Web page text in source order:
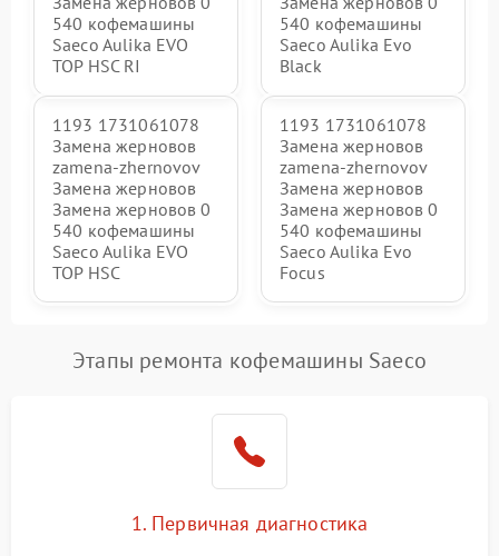
540 кофемашины
Saeco Aulika EVO
TOP HSC RI
540 кофемашины
Saeco Aulika Evo
Black
1193 1731061078
Замена жерновов
zamena-zhernovov
Замена жерновов
Замена жерновов 0
540 кофемашины
Saeco Aulika EVO
TOP HSC
1193 1731061078
Замена жерновов
zamena-zhernovov
Замена жерновов
Замена жерновов 0
540 кофемашины
Saeco Aulika Evo
Focus
Этапы ремонта кофемашины Saeco
1. Первичная диагностика